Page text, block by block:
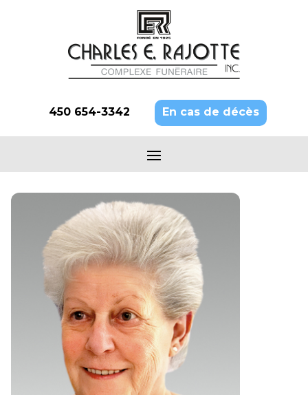
450 654-3342 En cas de décès